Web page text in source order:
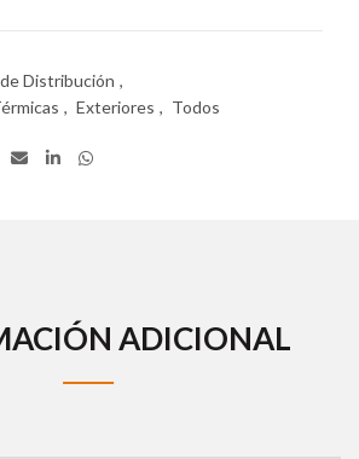
Distribución ,
, Exteriores , Todos
ADICIONAL